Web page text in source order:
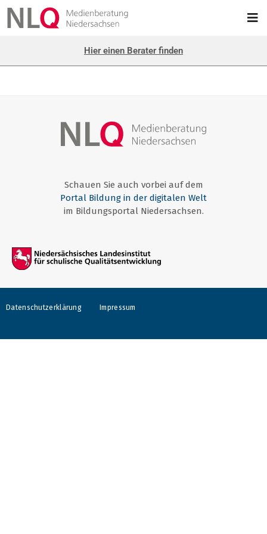
Hier einen Berater finden
Schauen Sie auch vorbei auf dem
Portal Bildung in der digitalen Welt
im Bildungsportal Niedersachsen.
Datenschutzerklärung Impressum